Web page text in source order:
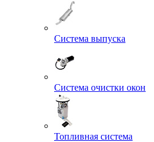
Система выпуска
Система очистки окон
Топливная система